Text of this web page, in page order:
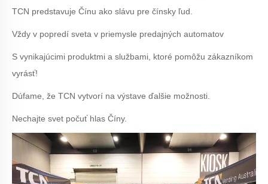
TCN predstavuje Čínu ako slávu pre čínsky ľud.
Vždy v popredí sveta v priemysle predajných automatov
S vynikajúcimi produktmi a službami, ktoré pomôžu zákazníkom
vyrásť!
Dúfame, že TCN vytvorí na výstave ďalšie možnosti.
Nechajte svet počuť hlas Číny.